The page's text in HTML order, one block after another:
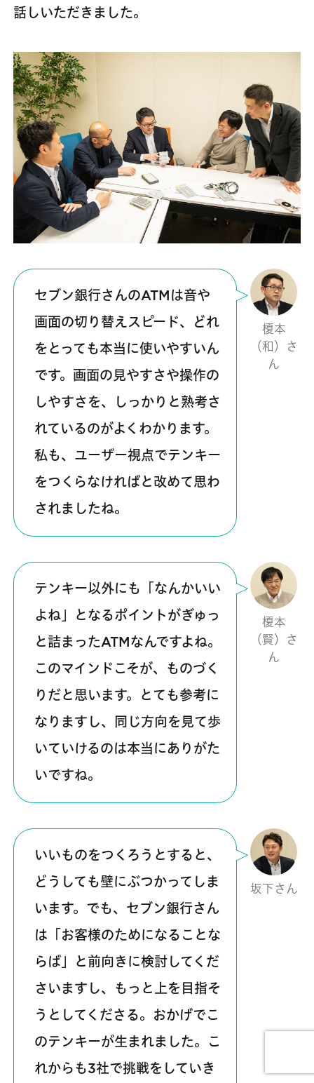
話しいただきました。
榎本
（和）さ
ん
セブン銀行さんのATMは音や
画面の切り替えスピード、どれ
をとっても本当に使いやすいん
です。画面の見やすさや操作の
しやすさを、しっかりと熟考さ
れているのがよくわかります。
私も、ユーザー視点でテンキー
をつくらなければと改めて思わ
されましたね。
榎本
（賢）さ
ん
テンキー以外にも「なんかいい
よね」となるポイントがぎゅっ
と詰まったATMなんですよね。
このマインドこそが、ものづく
りだと思います。とても参考に
なりますし、同じ方向を見て歩
いていけるのは本当にありがた
いですね。
坂下さん
いいものをつくろうとすると、
どうしても壁にぶつかってしま
います。でも、セブン銀行さん
は「お客様のためになることな
らば」と前向きに検討してくだ
さいますし、もっと上を目指そ
うとしてくださる。おかげでこ
のテンキーが生まれました。こ
れからも3社で挑戦をしていき